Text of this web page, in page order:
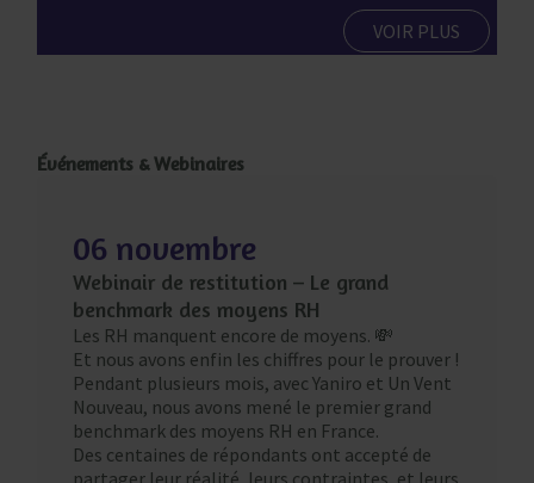
VOIR PLUS
Événements & Webinaires
06 novembre
Webinair de restitution – Le grand
benchmark des moyens RH
Les RH manquent encore de moyens. 💸
Et nous avons enfin les chiffres pour le prouver !
Pendant plusieurs mois, avec Yaniro et Un Vent
Nouveau, nous avons mené le premier grand
benchmark des moyens RH en France.
Des centaines de répondants ont accepté de